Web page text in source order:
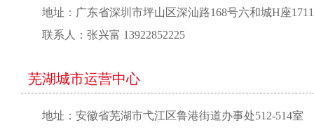
地址：广东省深圳市坪山区深汕路168号六和城H座1711
联系人：张兴富 13922852225
芜湖城市运营中心
地址：安徽省芜湖市弋江区鲁港街道办事处512-514室